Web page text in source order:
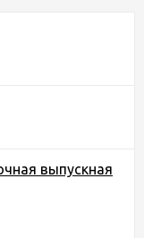
выпускная